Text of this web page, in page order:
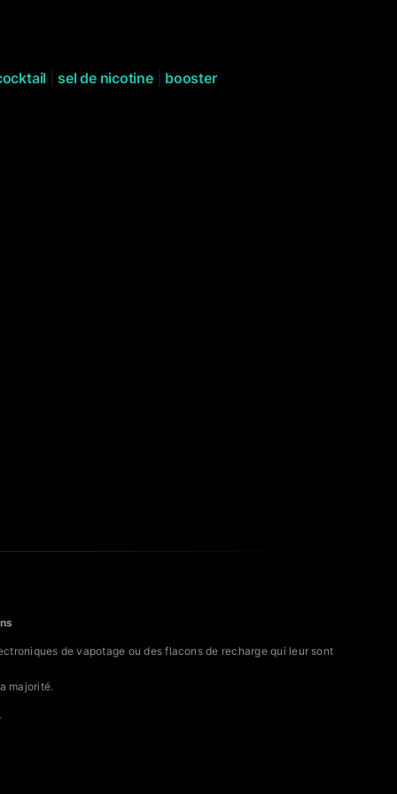
sel de nicotine| booster
de vapotage ou des flacons de recharge qui leur sont
majorité.